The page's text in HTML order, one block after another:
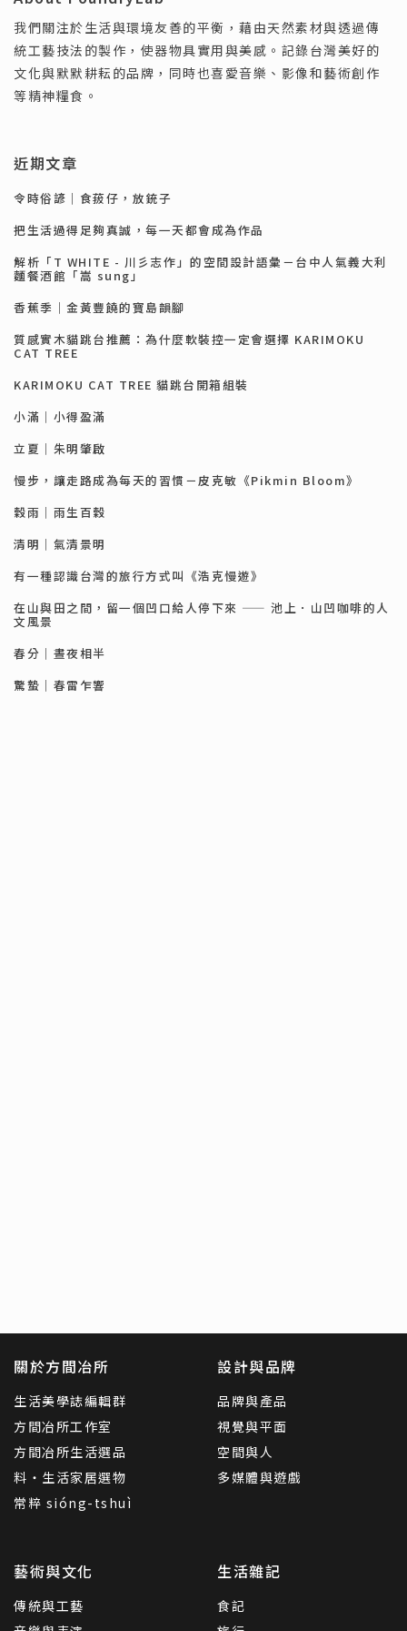
我們關注於生活與環境友善的平衡，藉由天然素材與透過傳
統工藝技法的製作，使器物具實用與美感。記錄台灣美好的
文化與默默耕耘的品牌，同時也喜愛音樂、影像和藝術創作
等精神糧食。
近期文章
令時俗諺｜食菝仔，放銃子
把生活過得足夠真誠，每一天都會成為作品
解析「T WHITE - 川彡志作」的空間設計語彙－台中人氣義大利
麵餐酒館「嵩 sung」
香蕉季｜金黃豐饒的寶島韻腳
質感實木貓跳台推薦：為什麼軟裝控一定會選擇 KARIMOKU
CAT TREE
KARIMOKU CAT TREE 貓跳台開箱組裝
小滿｜小得盈滿
立夏｜朱明肇啟
慢步，讓走路成為每天的習慣－皮克敏《Pikmin Bloom》
穀雨｜雨生百穀
清明｜氣清景明
有一種認識台灣的旅行方式叫《浩克慢遊》
在山與田之間，留一個凹口給人停下來 —— 池上．山凹咖啡的人
文風景
春分｜晝夜相半
驚蟄｜春雷乍響
關於方間冶所
生活美學誌編輯群
方間冶所工作室
方間冶所生活選品
料・生活家居選物
常粹 sióng-tshuì
設計與品牌
品牌與產品
視覺與平面
空間與人
多媒體與遊戲
藝術與文化
傳統與工藝
生活雜記
食記